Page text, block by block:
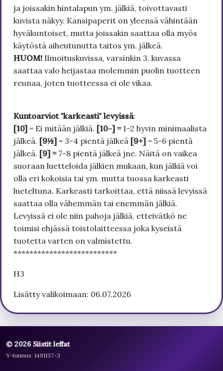
ja joissakin hintalapun ym. jälkiä, toivottavasti
kuvista näkyy. Kansipaperit on yleensä vähintään
hyväkuntoiset, mutta joissakin saattaa olla myös
käytöstä aiheutunutta taitos ym. jälkeä.
HUOM! Ilmoituskuvissa, varsinkin 3. kuvassa
saattaa valo heijastaa molemmin puolin tuotteen
reunaa, joten tuotteessa ei ole vikaa.
Kuntoarviot "karkeasti" levyissä:
[10] = Ei mitään jälkiä. [10-] = 1-2 hyvin minimaalista
jälkeä. [9½] = 3-4 pientä jälkeä [9+] = 5-6 pientä
jälkeä. [9] = 7-8 pientä jälkeä jne. Näitä on vaikea
suoraan luetteloida jälkien mukaan, kun jälkiä voi
olla eri kokoisia tai ym. mutta tuossa karkeasti
lueteltuna. Karkeasti tarkoittaa, että niissä levyissä
saattaa olla vähemmän tai enemmän jälkiä.
Levyissä ei ole niin pahoja jälkiä, etteivätkö ne
toimisi ehjässä toistolaitteessa joka kyseistä
tuotetta varten on valmistettu.
**************************
H3
Lisätty valikoimaan: 06.07.2026
© 2026 Siistit leffat
Y-tunnus: 1481137-3